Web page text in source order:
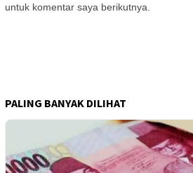
untuk komentar saya berikutnya.
PALING BANYAK DILIHAT